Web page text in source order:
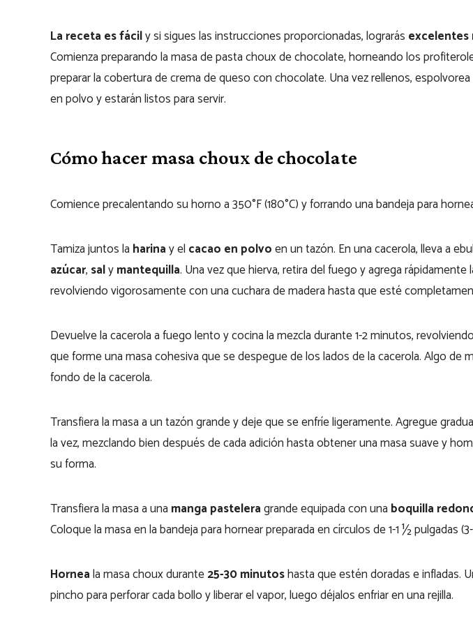
La receta es fácily si sigues las instrucciones proporcionadas, lograrás excelentes
Comienza preparando la masa de pasta choux de chocolate, horneando los
preparar la cobertura de crema de queso con chocolate. Una vez rellenos,
en polvo y estarán listos para servir.
Cómo hacer masa choux de chocolate
Comience precalentando su horno a 350°F (180°C) y forrando una bandeja para
Tamiza juntos la harinay el cacao en polvoen un tazón. En una cacerola, lleva a
azúcar, salymantequilla. Una vez que hierva, retira del fuego y agrega rápidamente
revolviendo vigorosamente con una cuchara de madera hasta que esté
Devuelve la cacerola a fuego lento y cocina la mezcla durante 1-2 minutos,
que forme una masa cohesiva que se despegue de los lados de la cacerola. Algo de
fondo de la cacerola.
Transfiera la masa a un tazón grande y deje que se enfríe ligeramente. Agregue
la vez, mezclando bien después de cada adición hasta obtener una masa suave y
su forma.
Transfiera la masa a una manga pasteleragrande equipada con una boquilla
Coloque la masa en la bandeja para hornear preparada en círculos de 1-1 ½ pulgadas
Horneala masa choux durante25-30 minutoshasta que estén doradas e infladas.
pincho para perforar cada bollo y liberar el vapor, luego déjalos enfriar en una rejilla.